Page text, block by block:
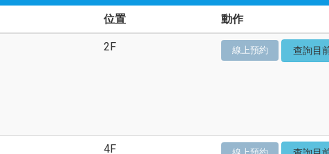
位置 動作
2F 線上預約 查詢目
4F